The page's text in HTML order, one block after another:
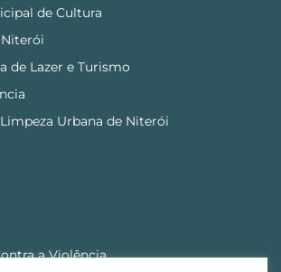
de Cultura
de Lazer e Turismo
Urbana de Niterói
a Violência